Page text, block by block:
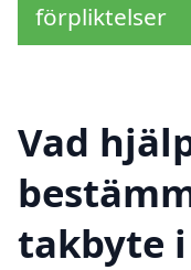
förpliktelser
Vad
takbyte